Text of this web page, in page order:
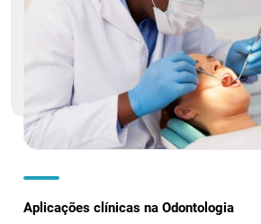
Aplicações clínicas na Odontologia